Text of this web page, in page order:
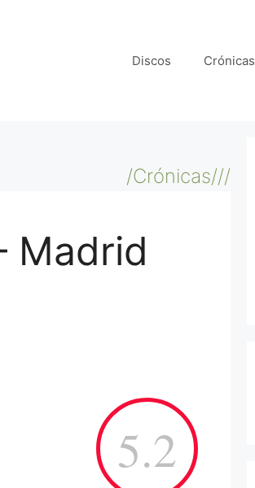
Discos Crónicas
/Crónicas///
Madrid
5.2